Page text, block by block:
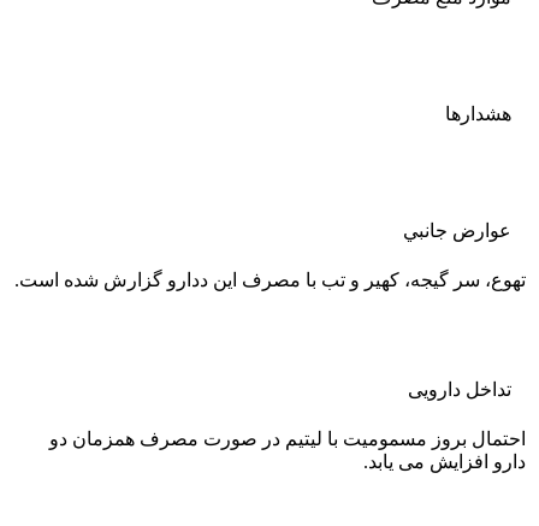
هشدارها
عوارض جانبي
تهوع، سر گیجه، کهیر و تب با مصرف این ددارو گزارش شده است.
تداخل دارویی
احتمال بروز مسمومیت با لیتیم در صورت مصرف همزمان دو
دارو افزایش می یابد.